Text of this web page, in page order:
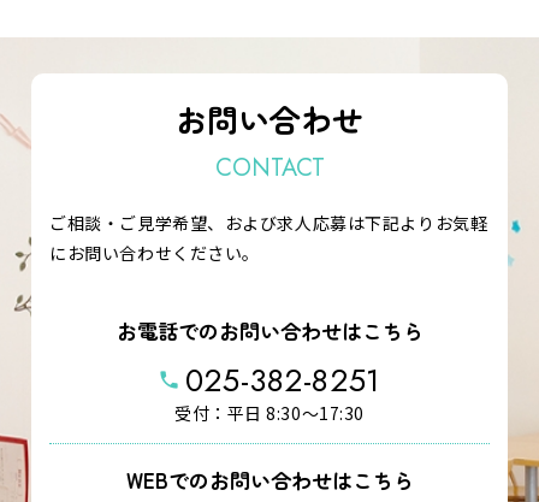
お問い合わせ
CONTACT
ご相談・ご見学希望、および求人応募は下記よりお気軽
にお問い合わせください。
お電話でのお問い合わせはこちら
phone 025-382-8251
受付：平日 8:30～17:30
WEBでのお問い合わせはこちら